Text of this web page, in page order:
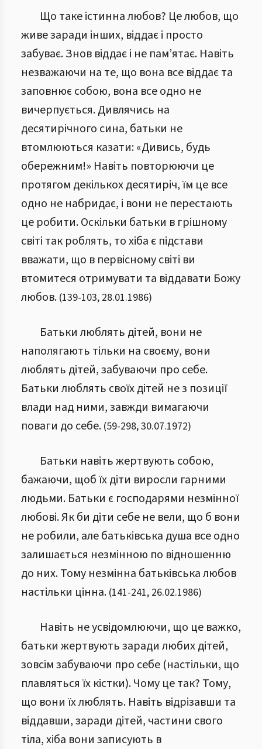
Що таке істинна любов? Це любов, що
живе заради інших, віддає і просто
забуває. Знов віддає і не пам’ятає. Навіть
незважаючи на те, що вона все віддає та
заповнює собою, вона все одно не
вичерпується. Дивлячись на
десятирічного сина, батьки не
втомлюються казати: «Дивись, будь
обережним!» Навіть повторюючи це
протягом декількох десятиріч, їм це все
одно не набридає, і вони не перестають
це робити. Оскільки батьки в грішному
світі так роблять, то хіба є підстави
вважати, що в первісному світі ви
втомитеся отримувати та віддавати Божу
любов. (139-103, 28.01.1986)
Батьки люблять дітей, вони не
наполягають тільки на своєму, вони
люблять дітей, забуваючи про себе.
Батьки люблять своїх дітей не з позиції
влади над ними, завжди вимагаючи
поваги до себе. (59-298,30.07.1972)
Батьки навіть жертвують собою,
бажаючи, щоб їх діти виросли гарними
людьми. Батьки є господарями незмінної
любові. Як би діти себе не вели, що б вони
не робили, але батьківська душа все одно
залишається незмінною по відношенню
до них. Тому незмінна батьківська любов
настільки цінна. (141-241, 26.02.1986)
Навіть не усвідомлюючи, що це важко,
батьки жертвують заради любих дітей,
зовсім забуваючи про себе (настільки, що
плавляться їх кістки). Чому це так? Тому,
що вони їх люблять. Навіть відрізавши та
віддавши, заради дітей, частини свого
тіла, хіба вони записують в